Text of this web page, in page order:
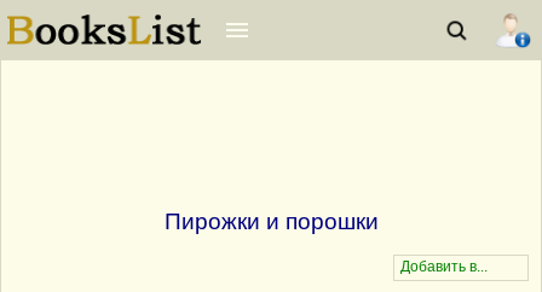
Пирожки и порошки